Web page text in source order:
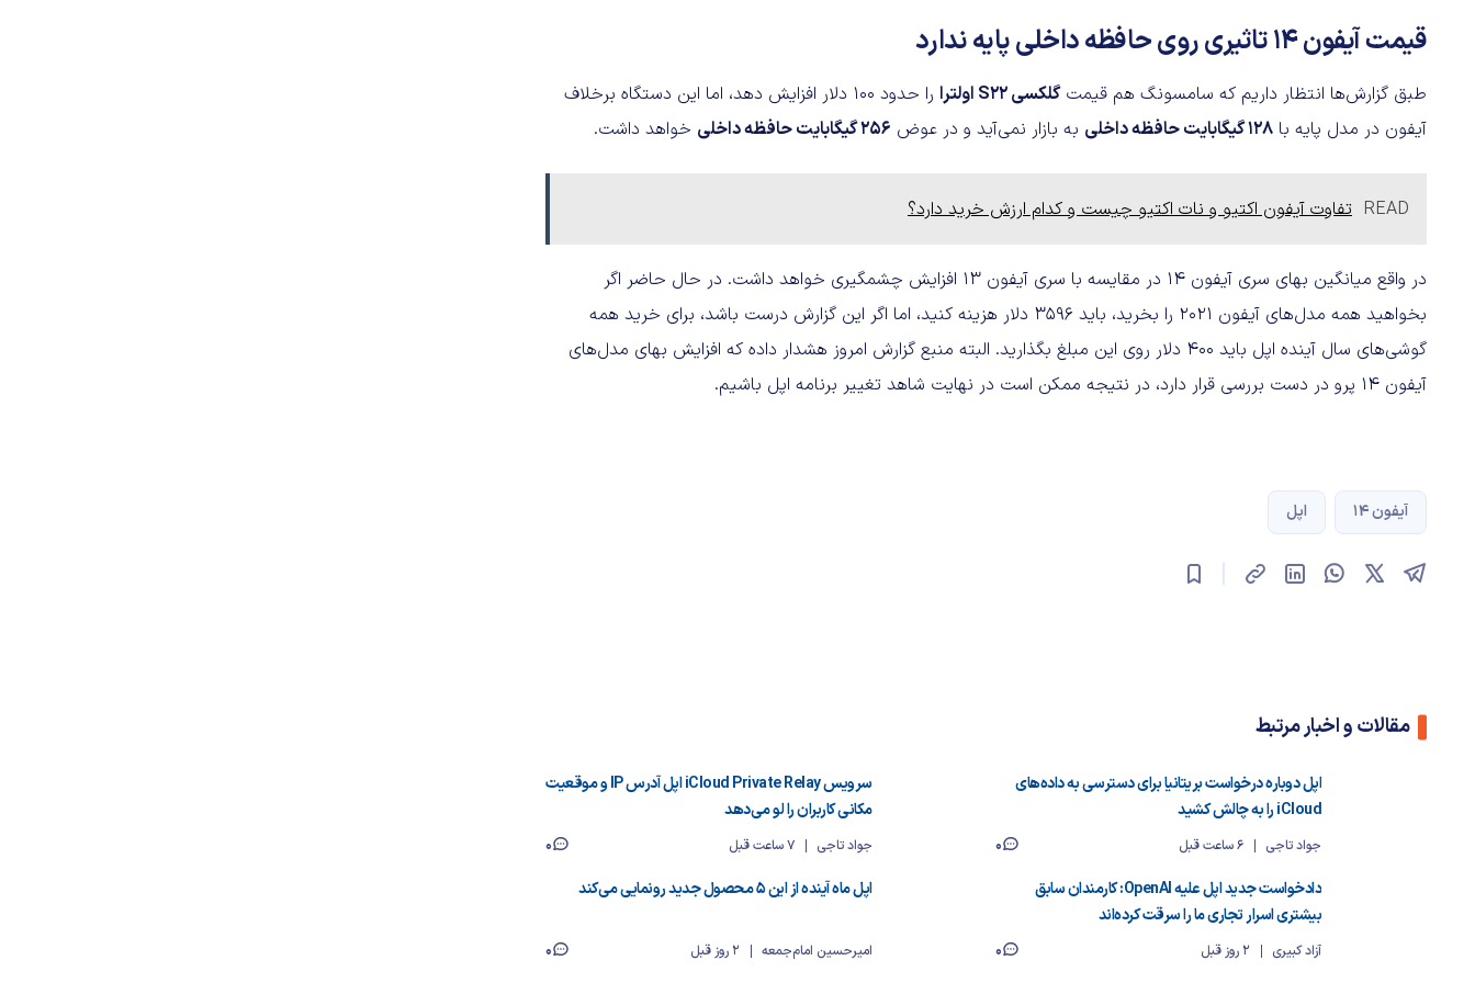
قیمت آیفون 14 تاثیری روی حافظه داخلی پایه ندارد
طبق گزارش‌ها انتظار داریم که سامسونگ هم قیمتگلکسی S22 اولترا
را حدود 100 دلار افزایش دهد، اما این دستگاه برخلاف
آیفون در مدل پایه با 128 گیگابایت حافظه داخلی به بازار نمی‌آید و در عوض 256 گیگابایت حافظه داخلی خواهد داشت.
READ تفاوت آیفون اکتیو و نات اکتیو چیست و کدام ارزش خرید دارد؟
در واقع میانگین بهای سری آیفون 14 در مقایسه با سری آیفون 13 افزایش چشمگیری خواهد داشت. در حال حاضر اگر
بخواهید همه مدل‌های آیفون 2021 را بخرید، باید 3596 دلار هزینه کنید، اما اگر این گزارش درست باشد، برای خرید همه
گوشی‌های سال آینده اپل باید 400 دلار روی این مبلغ بگذارید. البته منبع گزارش امروز هشدار داده که افزایش بهای مدل‌های
آیفون 14 پرو در دست بررسی قرار دارد، در نتیجه ممکن است در نهایت شاهد تغییر برنامه اپل باشیم.
آیفون 14 اپل
مقالات و اخبار مرتبط
اپل دوباره درخواست بریتانیا برای دسترسی به داده‌های
iCloud را به چالش کشید
جواد تاجی 6 ساعت قبل 0
سرویس iCloud Private Relay اپل آدرس IP و موقعیت
مکانی کاربران را لو می‌دهد
جواد تاجی 7 ساعت قبل
0
دادخواست جدید اپل علیه OpenAI: کارمندان سابق
بیشتری اسرار تجاری ما را سرقت کرده‌اند
آزاد کبیری 2 روز قبل 0
اپل ماه آینده از این ۵ محصول جدید رونمایی می‌کند
امیرحسین امام‌جمعه 2 روز قبل 0